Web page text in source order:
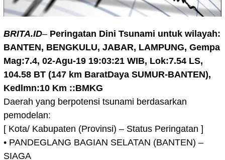
BRITA.ID– Peringatan Dini Tsunami untuk wilayah:
BANTEN, BENGKULU, JABAR, LAMPUNG, Gempa
Mag:7.4, 02-Agu-19 19:03:21 WIB, Lok:7.54 LS,
104.58 BT (147 km BaratDaya SUMUR-BANTEN),
Kedlmn:10 Km ::BMKG
Daerah yang berpotensi tsunami berdasarkan
pemodelan:
[ Kota/ Kabupaten (Provinsi) – Status Peringatan ]
• PANDEGLANG BAGIAN SELATAN (BANTEN) –
SIAGA